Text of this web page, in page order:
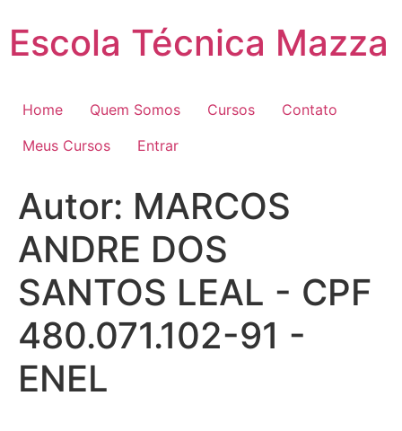
para
Escola Técnica Mazza
Home Quem Somos Cursos
Contato
Meus Cursos
Entrar
Autor: MARCOS
ANDRE DOS
SANTOS LEAL - CPF
480.071.102-91 -
ENEL